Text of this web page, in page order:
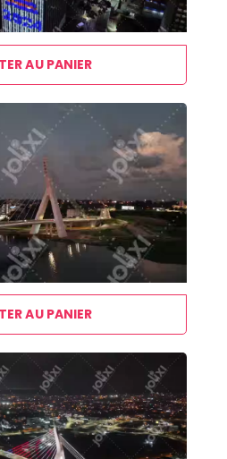
AU PANIER
AU PANIER